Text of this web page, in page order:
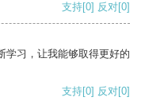
支持[0] 反对[0]
学习，让我能够取得更好的
支持[0] 反对[0]